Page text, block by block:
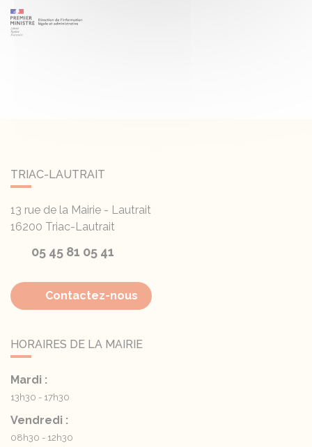
TRIAC-LAUTRAIT
13 rue de la Mairie - Lautrait
16200 Triac-Lautrait
05 45 81 05 41
Contactez-nous
HORAIRES DE LA MAIRIE
Mardi :
13h30 - 17h30
Vendredi :
08h30 - 12h30